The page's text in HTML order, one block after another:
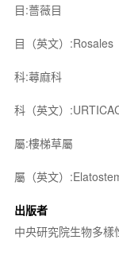
目:薔薇目
目（英文）:Rosales
科:蕁麻科
科（英文）
屬:樓梯草屬
屬（英文）
出版者
中央研究院生物多樣